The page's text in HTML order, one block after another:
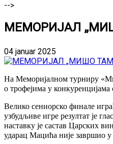
-->
МЕМОРИЈАЛ
04 januar 2025
На Меморијалном турниру
о трофејима у
Велико сениорско финале
узбудљиве игре резултат је
наставку је састав Царских
ударац Мацића није завршио